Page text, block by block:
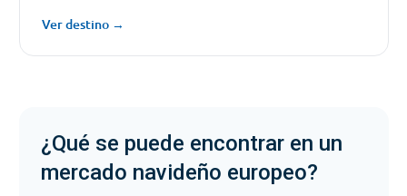
Ver destino →
¿Qué se puede encontrar en un
mercado navideño europeo?